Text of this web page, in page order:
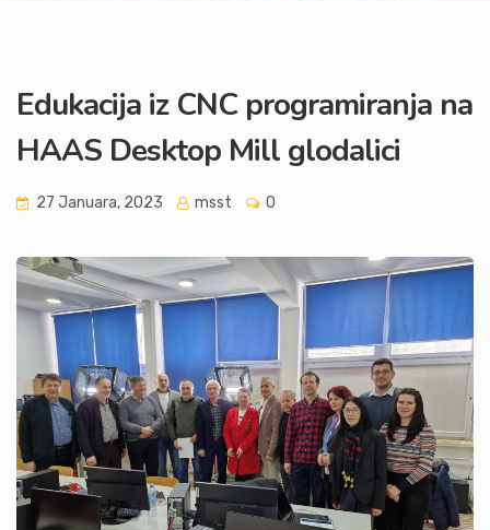
Edukacija iz CNC programiranja na
HAAS Desktop Mill glodalici
27 Januara, 2023 msst 0